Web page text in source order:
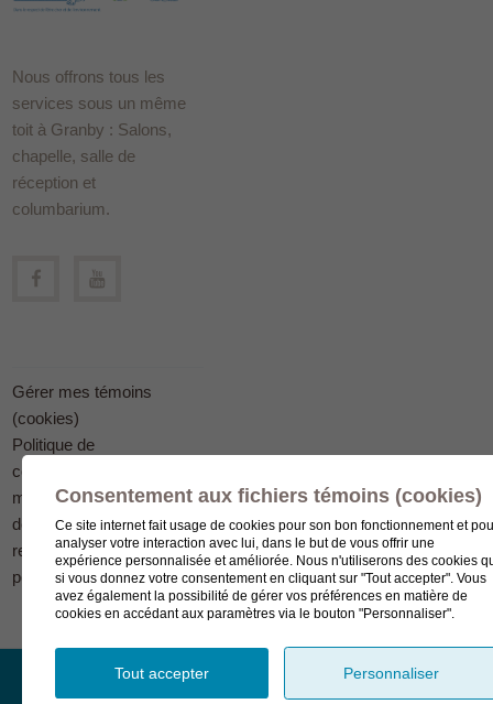
Nous offrons tous les
services sous un même
toit à Granby : Salons,
chapelle, salle de
réception et
columbarium.
Gérer mes témoins
(cookies)
Politique de
confidentialité en
matière
de protection des
renseignements
personnels
© Complexe funéraire LeSieur 2023.
Consentement aux fichiers témoins (cookies)
Ce site internet fait usage de cookies pour son bon fonctionnement et
analyser votre interaction avec lui, dans le but de vous offrir une
expérience personnalisée et améliorée. Nous n'utiliserons des cookies
si vous donnez votre consentement en cliquant sur "Tout accepter". Vous
avez également la possibilité de gérer vos préférences en matière de
cookies en accédant aux paramètres via le bouton "Personnaliser".
Tout accepter Personnaliser